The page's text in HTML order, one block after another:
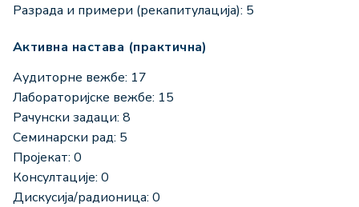
Разрада и примери (рекапитулација): 5
Активна настава (практична)
Аудиторне вежбе: 17
Лабораторијске вежбе: 15
Рачунски задаци: 8
Семинарски рад: 5
Пројекат: 0
Консултације: 0
Дискусија/радионица: 0